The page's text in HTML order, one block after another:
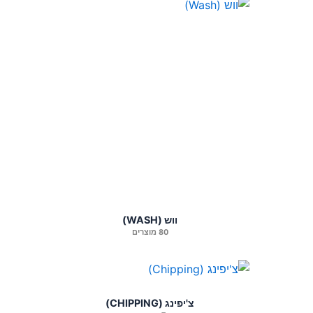
ווש (WASH)
80 מוצרים
צ'יפינג (CHIPPING)